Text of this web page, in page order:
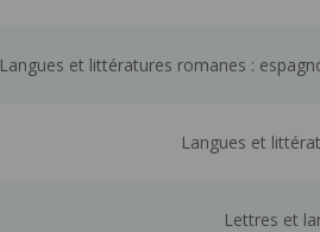
Langues et littératures romanes :
Langues et
Lettres et